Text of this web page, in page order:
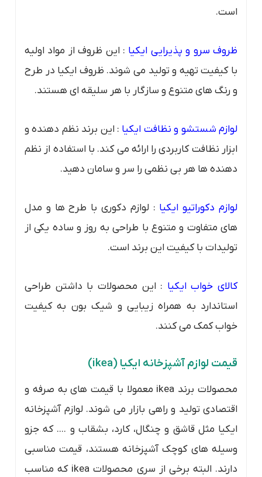
است.
ظروف سرو و پذیرایی ایکیا : این ظروف از مواد اولیه
با کیفیت تهیه و تولید می شوند. ظروف ایکیا در طرح
و رنگ های متنوع و سازگار با هر سلیقه ای هستند.
لوازم شستشو و نظافت ایکیا : این برند نظم دهنده و
ابزار نظافت کاربردی را ارائه می کند. با استفاده از نظم
دهنده ها هر بی نظمی را سر و سامان دهید.
لوازم دکوراتیو ایکیا : لوازم دکوری با طرح ها و مدل
های متفاوت و متنوع با طراحی به روز و ساده یکی از
تولیدات با کیفیت این برند است.
کالای خواب ایکیا : این محصولات با داشتن طراحی
استاندارد به همراه زیبایی و شیک بون به کیفیت
خواب کمک می کنند.
قیمت لوازم آشپزخانه ایکیا (ikea)
محصولات برند ikea معمولا با قیمت های به صرفه و
اقتصادی تولید و راهی بازار می شوند. لوازم آشپزخانه
ایکیا مثل قاشق و چنگال، کارد، بشقاب و .... که جزو
وسیله های کوچک آشپزخانه هستند، قیمت مناسبی
دارند. البته برخی از سری محصولات ikea که مناسب